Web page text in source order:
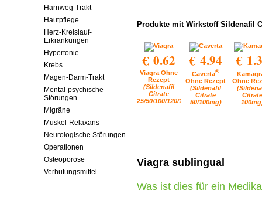
Harnweg-Trakt
Hautpflege
Herz-Kreislauf-
Erkrankungen
Hypertonie
Krebs
Magen-Darm-Trakt
Mental-psychische
Störungen
Migräne
Muskel-Relaxans
Neurologische Störungen
Operationen
Osteoporose
Verhütungsmittel
Produkte mit Wirkstoff Sildenafil
€ 0.62
Viagra Ohne
Rezept
(Sildenafil
Citrate
25/50/100/120/150/200mg)
€ 4.94
Caverta®
Ohne Rezept
(Sildenafil
Citrate
50/100mg)
€
Ohne
Citrate
Viagra sublingual
Was ist dies für ein